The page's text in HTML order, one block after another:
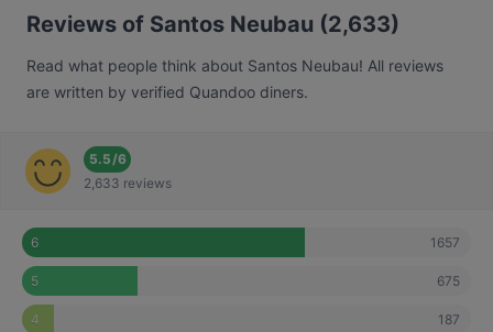
Reviews of Santos Neubau (2,633)
Read what people think about Santos Neubau! All reviews
are written by verified Quandoo diners.
5.5/6
2,633 reviews
6 1657
5 675
4 187